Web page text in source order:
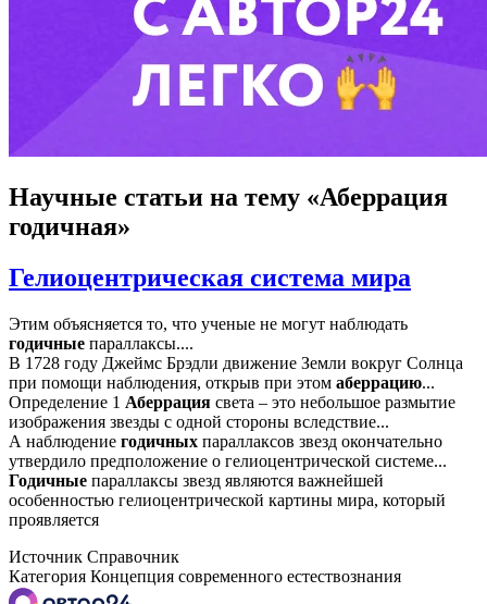
Научные статьи на тему «Аберрация
годичная»
Гелиоцентрическая система мира
Этим объясняется то, что ученые не могут наблюдать
годичные параллаксы....
В 1728 году Джеймс Брэдли движение Земли вокруг Солнца
при помощи наблюдения, открыв при этом аберрацию...
Определение 1 Аберрация света – это небольшое размытие
изображения звезды с одной стороны вследствие...
А наблюдение годичных параллаксов звезд окончательно
утвердило предположение о гелиоцентрической системе...
Годичные параллаксы звезд являются важнейшей
особенностью гелиоцентрической картины мира, который
проявляется
Источник Справочник
Категория Концепция современного естествознания